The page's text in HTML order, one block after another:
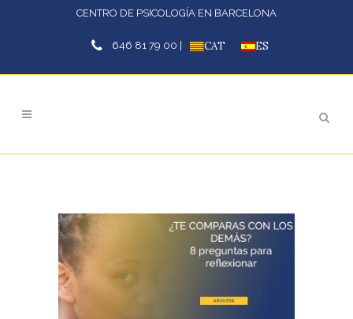
CENTRO DE PSICOLOGÍA EN BARCELONA
646 81 79 00 | CAT ES